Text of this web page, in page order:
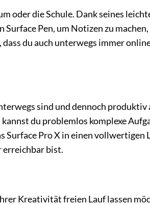
oder die Schule. Dank seines
Pen, um Notizen zu
du auch unterwegs immer
sind und dennoch
du problemlos komplexe
Pro X in einen vollwertigen
erreichbar bist.
Kreativität freien Lauf lassen